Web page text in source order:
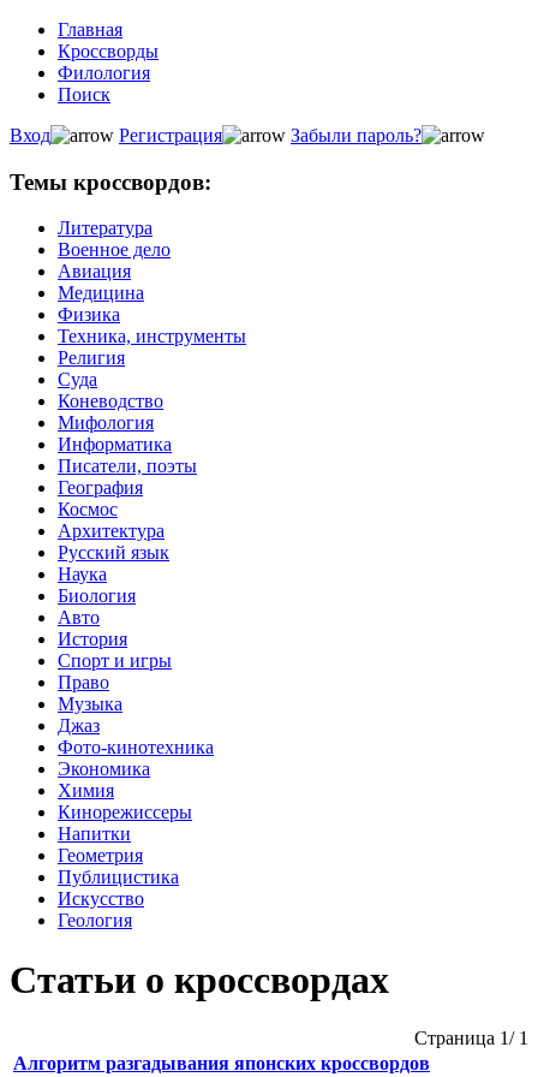
Главная
Кроссворды
Филология
Поиск
Вход
Регистрация Забыли пароль?
Темы кроссвордов:
Литература
Военное дело
Авиация
Медицина
Физика
Техника, инструменты
Религия
Суда
Коневодство
Мифология
Информатика
Писатели, поэты
География
Космос
Архитектура
Русский язык
Наука
Биология
Авто
История
Спорт и игры
Право
Музыка
Джаз
Фото-кинотехника
Экономика
Химия
Кинорежиссеры
Напитки
Геометрия
Публицистика
Искусство
Геология
Статьи о кроссвордах
Страница 1/ 1
Алгоритм разгадывания японских кроссвордов